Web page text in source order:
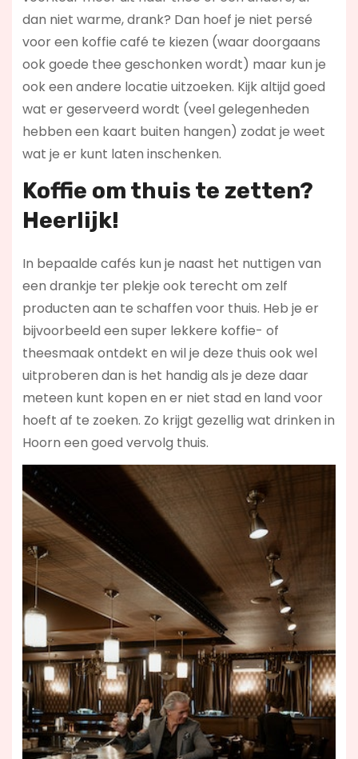
dan niet warme, drank? Dan hoef je niet persé
voor een koffie café te kiezen (waar doorgaans
ook goede thee geschonken wordt) maar kun je
ook een andere locatie uitzoeken. Kijk altijd goed
wat er geserveerd wordt (veel gelegenheden
hebben een kaart buiten hangen) zodat je weet
wat je er kunt laten inschenken.
Koffie om thuis te zetten?
Heerlijk!
In bepaalde cafés kun je naast het nuttigen van
een drankje ter plekje ook terecht om zelf
producten aan te schaffen voor thuis. Heb je er
bijvoorbeeld een super lekkere koffie- of
theesmaak ontdekt en wil je deze thuis ook wel
uitproberen dan is het handig als je deze daar
meteen kunt kopen en er niet stad en land voor
hoeft af te zoeken. Zo krijgt gezellig wat drinken in
Hoorn een goed vervolg thuis.